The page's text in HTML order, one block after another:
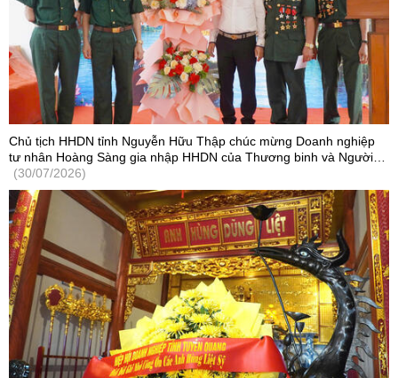
Chủ tịch HHDN tỉnh Nguyễn Hữu Thập chúc mừng Doanh nghiệp
tư nhân Hoàng Sàng gia nhập HHDN của Thương binh và Người
khuyết tật Việt Nam
(30/07/2026)